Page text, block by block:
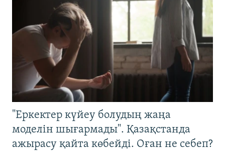
"Еркектер күйеу болудың жаңа
моделін шығармады". Қазақстанда
ажырасу қайта көбейді. Оған не себеп?